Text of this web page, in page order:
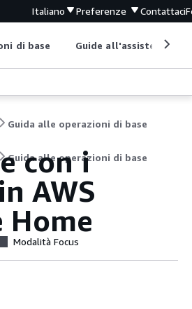
Italiano Preferenze Contattaci
di base Guide all'assistenza
Guida alle operazioni di base
Guida alle operazioni di base
con i
AWS
Home
Modalità Focus